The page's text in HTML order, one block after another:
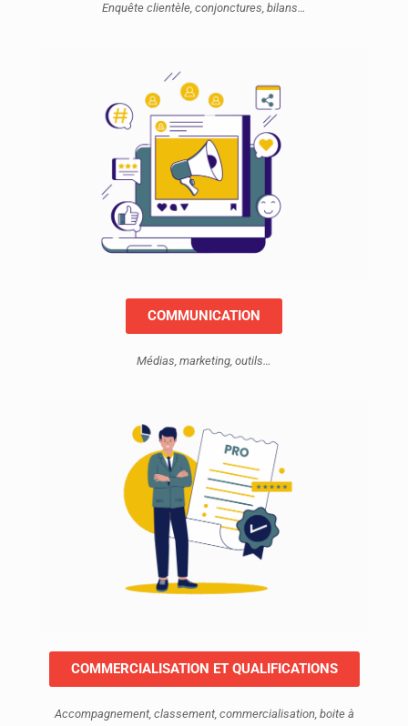
Enquête clientèle, conjonctures, bilans…
COMMUNICATION
Médias, marketing, outils…
COMMERCIALISATION ET QUALIFICATIONS
Accompagnement, classement, commercialisation, boite à